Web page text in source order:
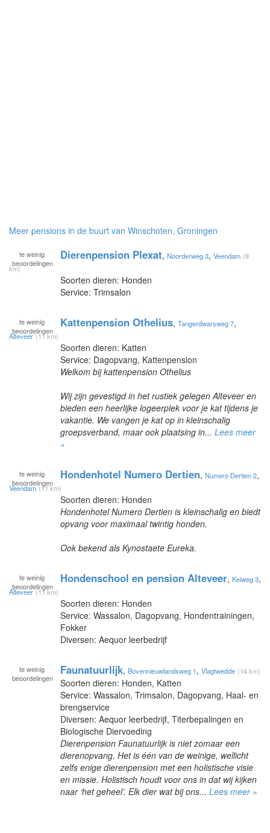
Meer pensions in de buurt van Winschoten, Groningen
te weinig
beoordelingen
Dierenpension Plexat, Noorderweg 3, Veendam (8
km)
Soorten dieren: Honden
Service: Trimsalon
te weinig
beoordelingen
Kattenpension Othelius, Tangerdwarsweg 7,
Alteveer (11 km)
Soorten dieren: Katten
Service: Dagopvang, Kattenpension
Welkom bij kattenpension Othelius
Wij zijn gevestigd in het rustiek gelegen Alteveer en
bieden een heerlijke logeerplek voor je kat tijdens je
vakantie. We vangen je kat op in kleinschalig
groepsverband, maar ook plaatsing in... Lees meer
»
te weinig
beoordelingen
Hondenhotel Numero Dertien, Numero Dertien 2,
Veendam (11 km)
Soorten dieren: Honden
Hondenhotel Numero Dertien is kleinschalig en biedt
opvang voor maximaal twintig honden.
Ook bekend als Kynostaete Eureka.
te weinig
beoordelingen
Hondenschool en pension Alteveer, Keiweg 3,
Alteveer (11 km)
Soorten dieren: Honden
Service: Wassalon, Dagopvang, Hondentrainingen,
Fokker
Diversen: Aequor leerbedrijf
te weinig
beoordelingen
Faunatuurlijk, Bovennieuwlandsweg 1, Vlagtwedde (14 km)
Soorten dieren: Honden, Katten
Service: Wassalon, Trimsalon, Dagopvang, Haal- en
brengservice
Diversen: Aequor leerbedrijf, Titerbepalingen en
Biologische Diervoeding
Dierenpension Faunatuurlijk is niet zomaar een
dierenopvang. Het is één van de weinige, wellicht
zelfs enige dierenpension met een holistische visie
en missie. Holistisch houdt voor ons in dat wij kijken
naar ‘het geheel’. Elk dier wat bij ons... Lees meer »